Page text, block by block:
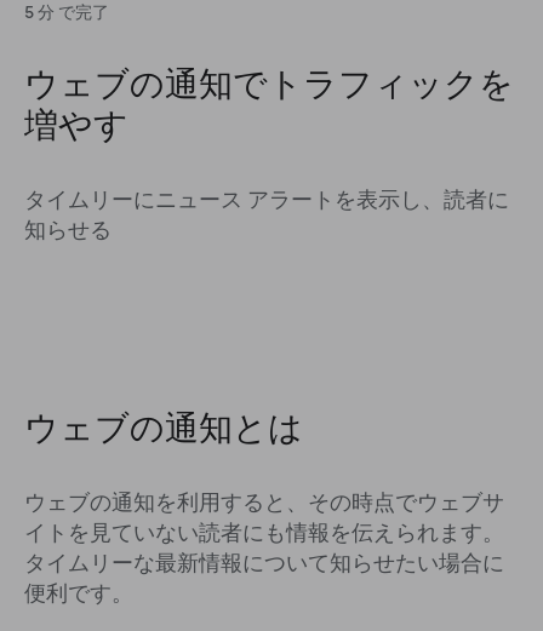
5 分 で完了
ウェブの通知でトラフィックを
増やす
タイムリーにニュース アラートを表示し、読者に
知らせる
ウェブの通知とは
ウェブの通知を利用すると、その時点でウェブサ
イトを見ていない読者にも情報を伝えられます。
タイムリーな最新情報について知らせたい場合に
便利です。